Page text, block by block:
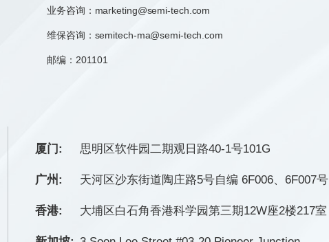
业务咨询： marketing@semi-tech.com
维保咨询：semitech-ma@semi-tech.com
邮编：201101
厦门: 思明区软件园二期观日路40-1号101G
广州: 天河区沙东街道陶庄路5号自编 6F006、6F007号
香港: 大埔区白石角香港科学园第三期12W座2楼217室